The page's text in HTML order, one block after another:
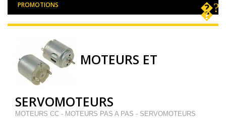
PROMOTIONS
MOTEURS ET
SERVOMOTEURS
MOTEURS CC - MOTEURS PAS A PAS - SERVOMOTEURS